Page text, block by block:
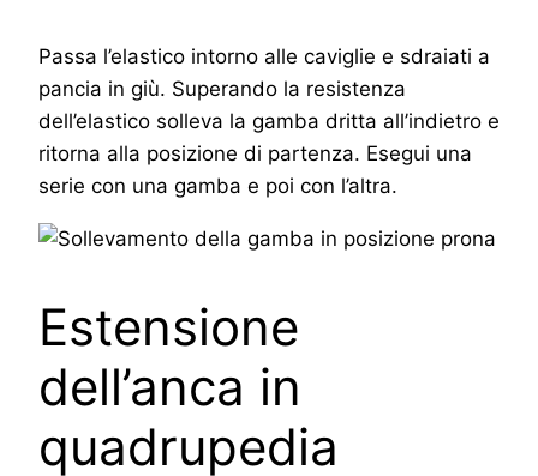
Passa l’elastico intorno alle caviglie e sdraiati a
pancia in giù. Superando la resistenza
dell’elastico solleva la gamba dritta all’indietro e
ritorna alla posizione di partenza. Esegui una
serie con una gamba e poi con l’altra.
Estensione
dell’anca in
quadrupedia